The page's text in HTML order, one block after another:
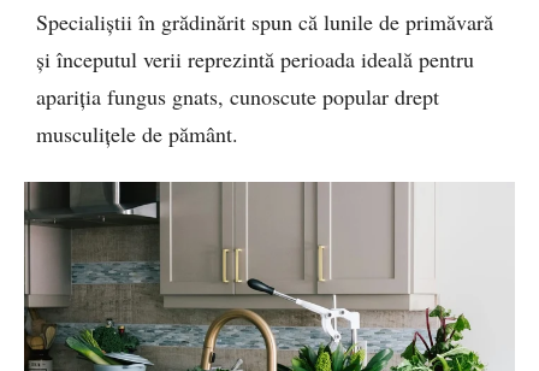
Specialiștii în grădinărit spun că lunile de primăvară
și începutul verii reprezintă perioada ideală pentru
apariția fungus gnats, cunoscute popular drept
musculițele de pământ.